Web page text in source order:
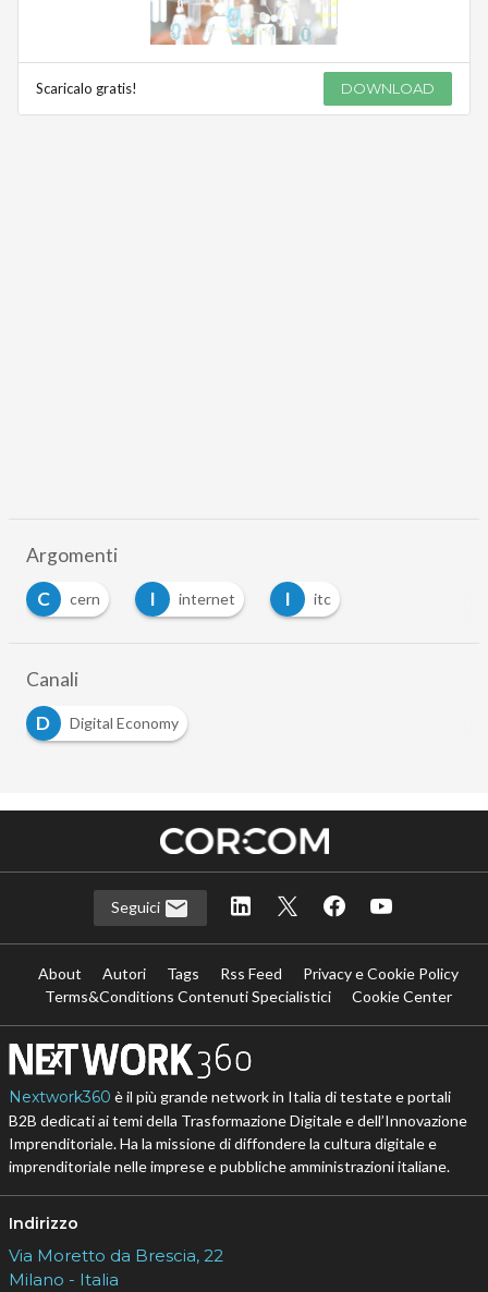
Scaricalo gratis! DOWNLOAD
Argomenti
C
cern I internet I itc
Canali
D
Digital Economy
Seguici
About Autori Tags Rss Feed
Privacy e Cookie Policy
Terms&Conditions Contenuti Specialistici
Cookie Center
Nextwork360 è il più grande network in Italia di testate e portali
B2B dedicati ai temi della Trasformazione Digitale e dell’Innovazione
Imprenditoriale. Ha la missione di diffondere la cultura digitale e
imprenditoriale nelle imprese e pubbliche amministrazioni italiane.
Indirizzo
Via Moretto da Brescia, 22
Milano - Italia